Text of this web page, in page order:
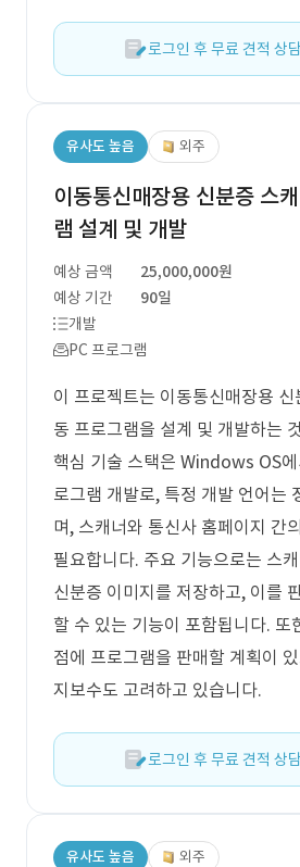
로그인 후 무료 견적 상
유사도 높음 외주
이동통신매장용 신분증 스
램 설계 및 개발
예상 금액
25,000,000원
예상 기간
90일
개발
PC 프로그램
이 프로젝트는 이동통신매장용
동 프로그램을 설계 및 개발하는
핵심 기술 스택은 Windows OS
로그램 개발로, 특정 개발 언어는
며, 스캐너와 통신사 홈페이지 간
필요합니다. 주요 기능으로는 스
신분증 이미지를 저장하고, 이를
할 수 있는 기능이 포함됩니다. 또
점에 프로그램을 판매할 계획이
지보수도 고려하고 있습니다.
로그인 후 무료 견적 상
유사도 높음 외주